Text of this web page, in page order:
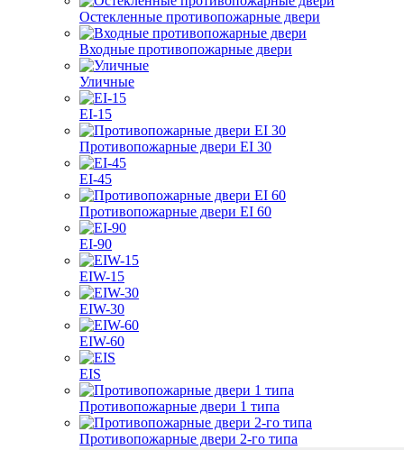
Остекленные противопожарные двери
Входные противопожарные двери
Уличные
EI-15
Противопожарные двери EI 30
EI-45
Противопожарные двери EI 60
EI-90
EIW-15
EIW-30
EIW-60
EIS
Противопожарные двери 1 типа
Противопожарные двери 2-го типа